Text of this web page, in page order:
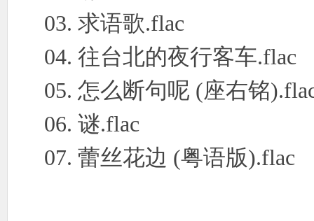
03. 求语歌.flac
04. 往台北的夜行客车.flac
05. 怎么断句呢 (座右铭
06. 谜.flac
07. 蕾丝花边 (粤语版).flac